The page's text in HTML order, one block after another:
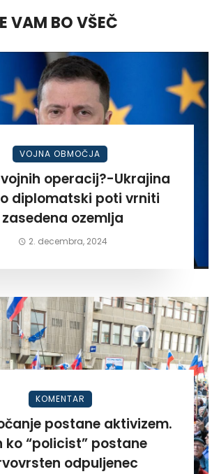
VAM BO VŠEČ
VOJNA OBMOČJA
operacij?-Ukrajina
diplomatski poti vrniti
zasedena ozemlja
2. decembra, 2024
KOMENTAR
postane aktivizem.
“policist” postane
odpuljenec